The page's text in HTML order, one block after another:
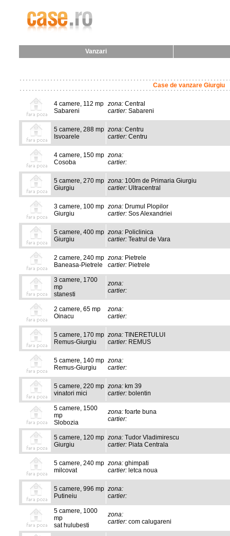
Vanzari
Case de vanzare Giurgiu
4 camere, 112 mp
Sabareni
zona: Central
cartier: Sabareni
5 camere, 288 mp
Isvoarele
zona: Centru
cartier: Centru
4 camere, 150 mp
Cosoba
zona:
cartier:
5 camere, 270 mp
Giurgiu
zona: 100m de Primaria Giurgiu
cartier: Ultracentral
3 camere, 100 mp
Giurgiu
zona: Drumul Plopilor
cartier: Sos Alexandriei
5 camere, 400 mp
Giurgiu
zona: Policlinica
cartier: Teatrul de Vara
2 camere, 240 mp
Baneasa-Pietrele
zona: Pietrele
cartier: Pietrele
3 camere, 1700
mp
stanesti
zona:
cartier:
2 camere, 65 mp
Oinacu
zona:
cartier:
5 camere, 170 mp
Remus-Giurgiu
zona: TINERETULUI
cartier: REMUS
5 camere, 140 mp
Remus-Giurgiu
zona:
cartier:
5 camere, 220 mp
vinatori mici
zona: km 39
cartier: bolentin
5 camere, 1500
mp
Slobozia
zona: foarte buna
cartier:
5 camere, 120 mp
Giurgiu
zona: Tudor Vladimirescu
cartier: Piata Centrala
5 camere, 240 mp
milcovat
zona: ghimpati
cartier: letca noua
5 camere, 996 mp
Putineiu
zona:
cartier:
5 camere, 1000
mp
sat hulubesti
zona:
cartier: com calugareni